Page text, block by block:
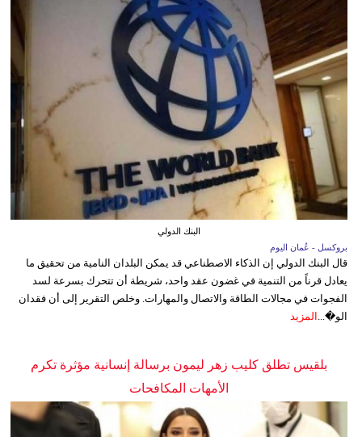
البنك الدولي
بروكسل - عُمان اليوم
قال البنك الدولي إن الذكاء الاصطناعي قد يمكن البلدان النامية من تحقيق ما
يعادل قرناً من التنمية في غضون عقد واحد، شريطة أن تتحرك بسرعة لسد
الفجوات في مجالات الطاقة والاتصال والمهارات. وخلص التقرير إلى أن فقدان
الو�...
المزيد
بلقيس تطلق كليب زهر ليمون برسالة إنسانية مؤثرة تكرم
الأمهات المكافحات